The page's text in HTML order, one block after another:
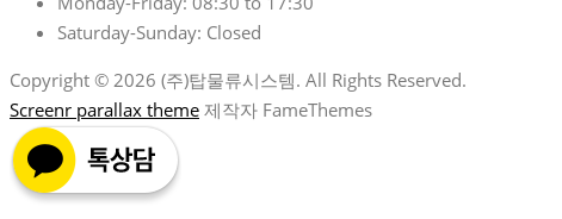
Saturday-Sunday: Closed
Copyright © 2026 (주)탑물류시스템. All Rights Reserved.
Screenr parallax theme 제작자 FameThemes